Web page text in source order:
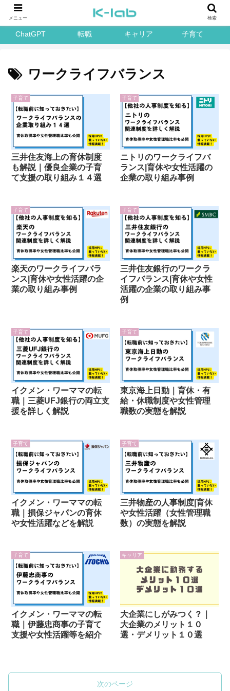
ChatGPT 転職 キャリア 子育て
ワークライフバランス
子育て
三井住友海上の育休制度
も解説｜優良企業の子育
て支援の取り組み１４選
子育て
ニトリのワークライフバ
ランス|育休や女性活躍の
企業の取り組み事例
子育て
楽天のワークライフバラ
ンス|育休や女性活躍の企
業の取り組み事例
子育て
三井住友銀行のワークラ
イフバランス|育休や女性
活躍の企業の取り組み事
例
子育て
イクメン・ワーママの転
職｜三菱UFJ銀行の両立支
援を詳しく解説
子育て
東京海上日動｜育休・有
給・休職制度や女性管理
職数の実態を解説
子育て
イクメン・ワーママの転
職｜損保ジャパンの育休
や女性活躍などを解説
子育て
三井物産の人事制度|育休
や女性活躍（女性管理職
数）の実態を解説
子育て
イクメン・ワーママの転
職｜伊藤忠商事の子育て
支援や女性活躍等を紹介
キャリア
大企業にしがみつく？｜
大企業のメリット１０
選・デメリット１０選
次のページ
メニュー 検索